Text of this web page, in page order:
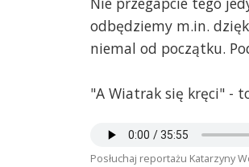
odbędziemy m.in.
niemal od początku.
"A Wiatrak się kręci" -
Posłuchaj reportażu Katarzyny